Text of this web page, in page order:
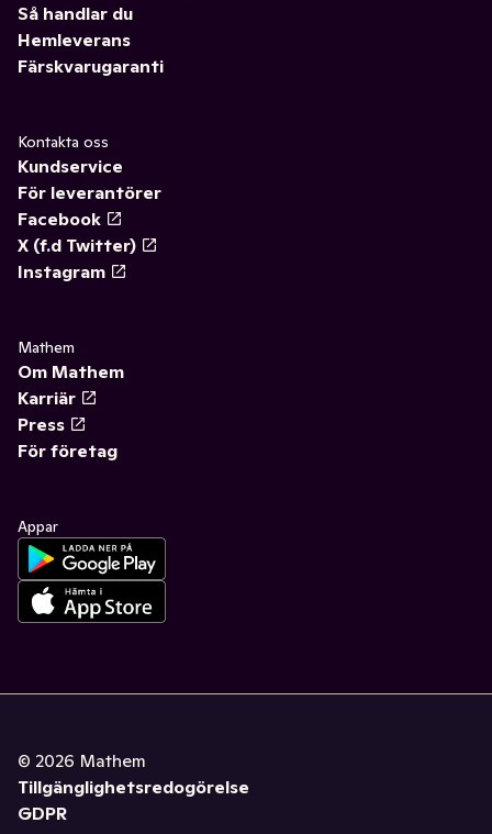
Så handlar du
Hemleverans
Färskvarugaranti
Kontakta oss
Kundservice
För leverantörer
Facebook
X (f.d Twitter)
Instagram
Mathem
Om Mathem
Karriär
Press
För företag
Appar
© 2026 Mathem
Tillgänglighetsredogörelse
GDPR